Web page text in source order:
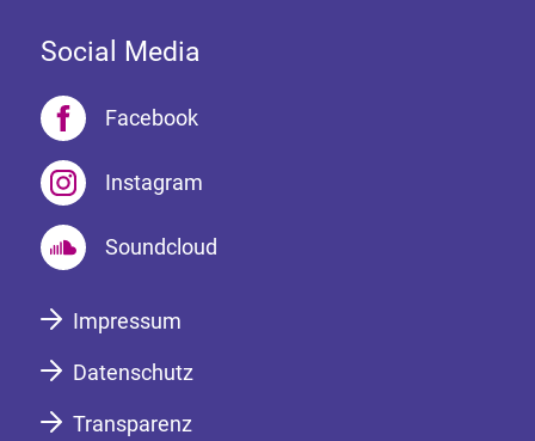
Social Media
Facebook
Instagram
Soundcloud
Impressum
Datenschutz
Transparenz